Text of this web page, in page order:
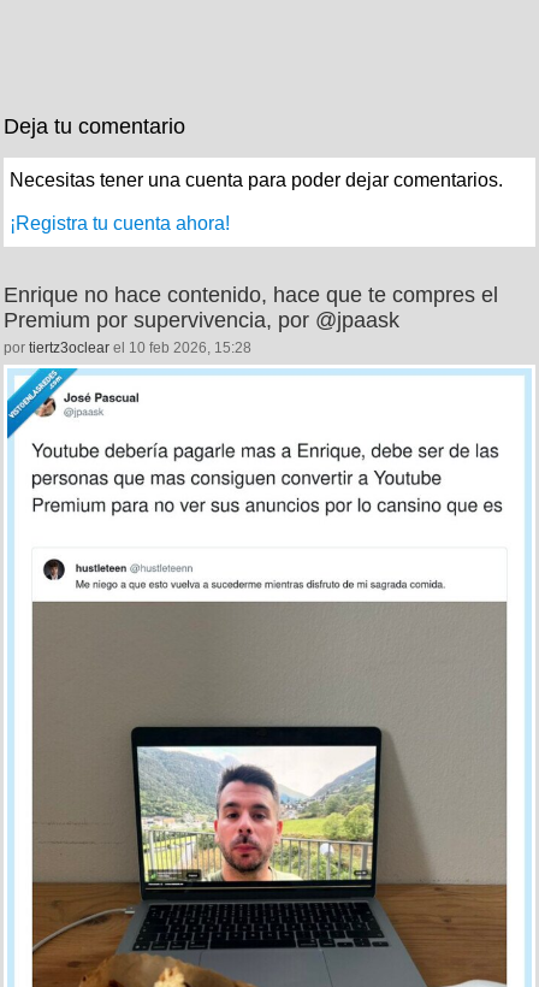
Deja tu comentario
Necesitas tener una cuenta para poder dejar comentarios.
¡Registra tu cuenta ahora!
Enrique no hace contenido, hace que te compres el
Premium por supervivencia, por @jpaask
por tiertz3oclear el 10 feb 2026, 15:28